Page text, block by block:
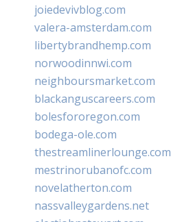
joiedevivblog.com
valera-amsterdam.com
libertybrandhemp.com
norwoodinnwi.com
neighboursmarket.com
blackanguscareers.com
bolesfororegon.com
bodega-ole.com
thestreamlinerlounge.com
mestrinorubanofc.com
novelatherton.com
nassvalleygardens.net